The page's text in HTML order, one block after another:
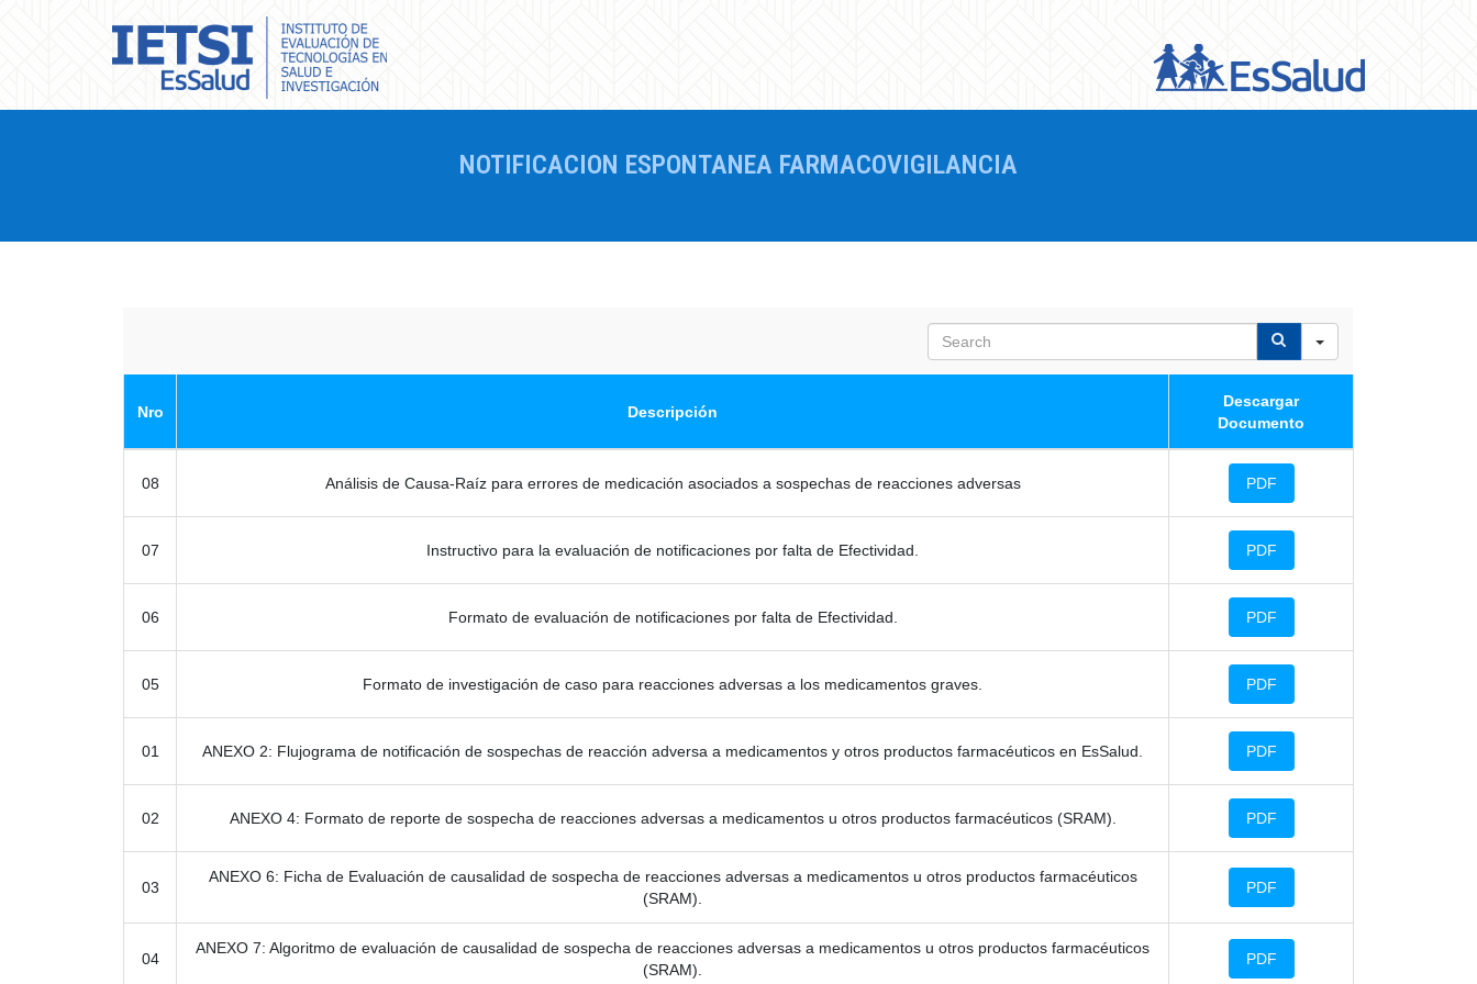
NOTIFICACION ESPONTANEA FARMACOVIGILANCIA
E
A
Nro Descripción
Descargar
Documento
08 Análisis de Causa-Raíz para errores de medicación asociados a sospechas de reacciones adversas PDF
07 Instructivo para la evaluación de notificaciones por falta de Efectividad. PDF
06 Formato de evaluación de notificaciones por falta de Efectividad. PDF
05 Formato de investigación de caso para reacciones adversas a los medicamentos graves. PDF
01 ANEXO 2: Flujograma de notificación de sospechas de reacción adversa a medicamentos y otros productos farmacéuticos en EsSalud. PDF
02 ANEXO 4: Formato de reporte de sospecha de reacciones adversas a medicamentos u otros productos farmacéuticos (SRAM). PDF
03
ANEXO 6: Ficha de Evaluación de causalidad de sospecha de reacciones adversas a medicamentos u otros productos farmacéuticos
(SRAM).
PDF
04
ANEXO 7: Algoritmo de evaluación de causalidad de sospecha de reacciones adversas a medicamentos u otros productos farmacéuticos
(SRAM).
PDF